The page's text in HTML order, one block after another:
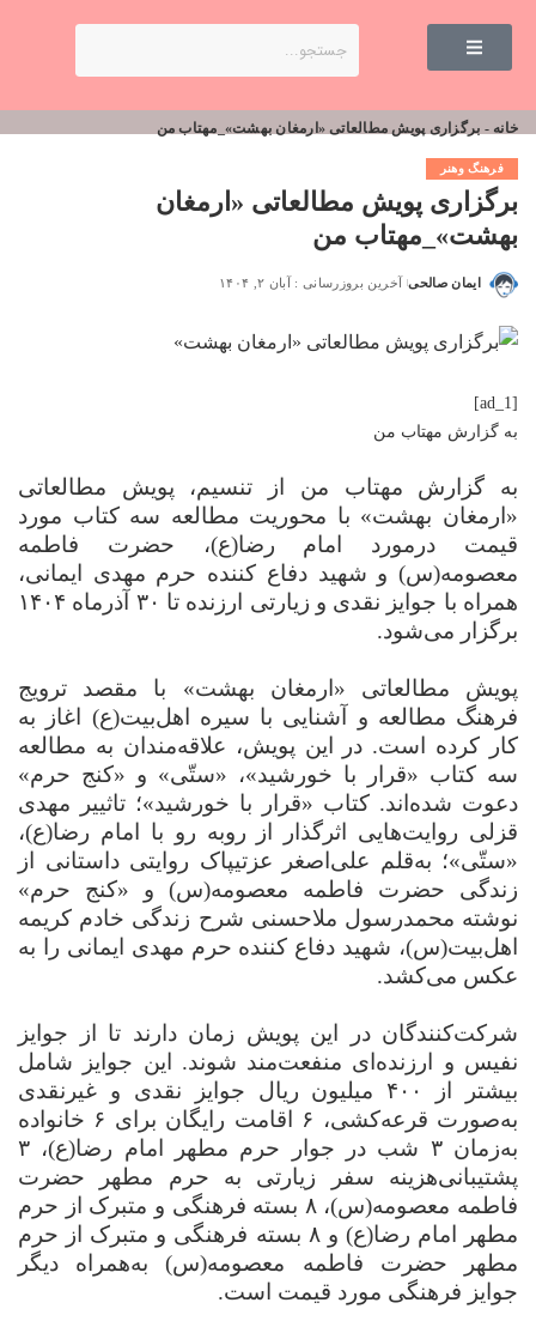
خانه - برگزاری پویش مطالعاتی «ارمغان بهشت»_مهتاب من
فرهنگ وهنر
برگزاری پویش مطالعاتی «ارمغان
بهشت»_مهتاب من
ایمان صالحی آخرین بروزرسانی : آبان ۲, ۱۴۰۴
[ad_1]
به گزارش مهتاب من
به گزارش مهتاب من از تنسیم، پویش مطالعاتی
«ارمغان بهشت» با محوریت مطالعه سه کتاب مورد
قیمت درمورد امام رضا(ع)، حضرت فاطمه
معصومه(س) و شهید دفاع کننده حرم مهدی ایمانی،
همراه با جوایز نقدی و زیارتی ارزنده تا ۳۰ آذرماه ۱۴۰۴
برگزار می‌شود.
پویش مطالعاتی «ارمغان بهشت» با مقصد ترویج
فرهنگ مطالعه و آشنایی با سیره اهل‌بیت(ع) اغاز به
کار کرده است. در این پویش، علاقه‌مندان به مطالعه
سه کتاب «قرار با خورشید»، «ستّی» و «کنج حرم»
دعوت شده‌اند. کتاب «قرار با خورشید»؛ تاثییر مهدی
قزلی روایت‌هایی اثرگذار از روبه رو با امام رضا(ع)،
«ستّی»؛ به‌قلم علی‌اصغر عزتی
‎پاک
روایتی داستانی از
زندگی حضرت فاطمه معصومه(س) و «کنج حرم»
نوشته محمدرسول ملاحسنی شرح زندگی خادم کریمه
اهل‌بیت(س)، شهید دفاع کننده حرم مهدی ایمانی را به
عکس می‌کشد.
شرکت‌کنندگان در این پویش زمان دارند تا از جوایز
نفیس و ارزنده‌ای منفعت‌مند شوند. این جوایز شامل
بیشتر از
۴۰۰ میلیون ریال جوایز نقدی و غیرنقدی
به‌صورت قرعه‌کشی، ۶ اقامت رایگان برای ۶ خانواده
به‌زمان ۳ شب در جوار حرم مطهر امام رضا(ع)،
۳
پشتیبانی‌هزینه سفر زیارتی به حرم مطهر حضرت
فاطمه معصومه(س)، ۸ بسته فرهنگی و متبرک از حرم
مطهر امام رضا(ع) و ۸ بسته فرهنگی و متبرک از حرم
مطهر حضرت فاطمه معصومه(س) به‌همراه دیگر
جوایز فرهنگی مورد قیمت است.